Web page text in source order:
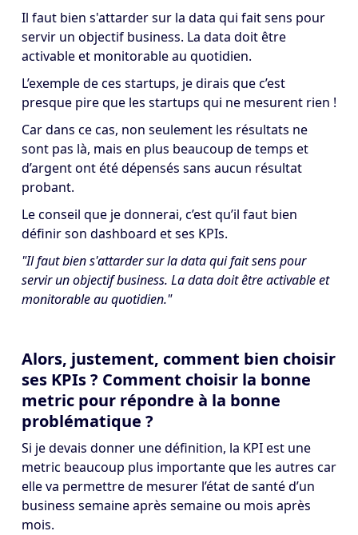
Il faut bien s'attarder sur la data qui fait sens pour
servir un objectif business. La data doit être
activable et monitorable au quotidien.
L’exemple de ces startups, je dirais que c’est
presque pire que les startups qui ne mesurent rien !
Car dans ce cas, non seulement les résultats ne
sont pas là, mais en plus beaucoup de temps et
d’argent ont été dépensés sans aucun résultat
probant.
Le conseil que je donnerai, c’est qu’il faut bien
définir son dashboard et ses KPIs.
"Il faut bien s'attarder sur la data qui fait sens pour
servir un objectif business. La data doit être activable et
monitorable au quotidien."
Alors, justement, comment bien choisir
ses KPIs ? Comment choisir la bonne
metric pour répondre à la bonne
problématique ?
Si je devais donner une définition, la KPI est une
metric beaucoup plus importante que les autres car
elle va permettre de mesurer l’état de santé d’un
business semaine après semaine ou mois après
mois.